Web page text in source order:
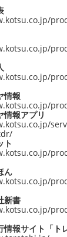
情報
情報アプリ
ト
ん
新書
報サイト「ト